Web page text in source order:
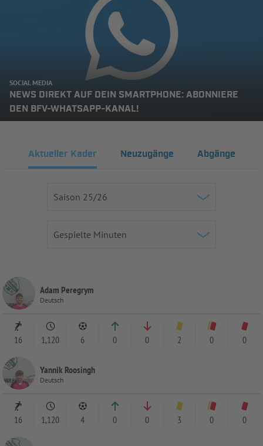
SOCIAL MEDIA
NEWS DIREKT AUF DEIN SMARTPHONE: ABONNIERE
DEN BFV-WHATSAPP-KANAL!
Aktueller Kader Neuzugänge Abgänge
Adam Peregrym
Deutsch
16 1,120 6 0 0 2 0 0
Yannik Roosingh
Deutsch
16 1,120 4 0 0 3 0 0